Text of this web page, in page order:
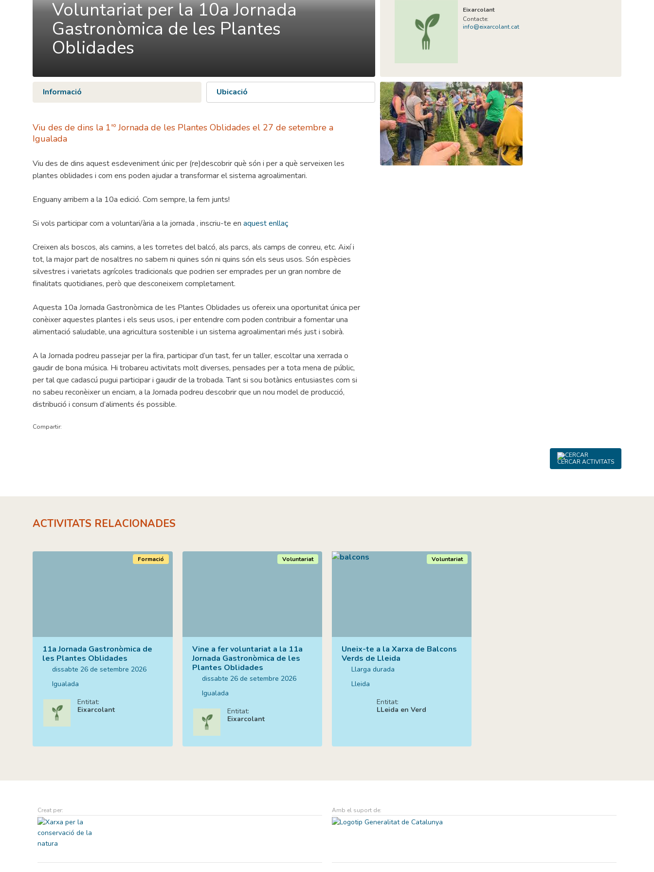
Voluntariat per la 10a Jornada
Gastronòmica de les Plantes
Oblidades
Eixarcolant
Contacte:
info@eixarcolant.cat
Informació Ubicació
Viu des de dins la 1'º Jornada de les Plantes Oblidades el 27 de setembre a
Igualada
Viu des de dins aquest esdeveniment únic per (re)descobrir què són i per a què serveixen les
plantes oblidades i com ens poden ajudar a transformar el sistema agroalimentari.
Enguany arribem a la 10a edició. Com sempre, la fem junts!
Si vols participar com a voluntari/ària a la jornada , inscriu-te en aquest enllaç
Creixen als boscos, als camins, a les torretes del balcó, als parcs, als camps de conreu, etc. Així i
tot, la major part de nosaltres no sabem ni quines són ni quins són els seus usos. Són espècies
silvestres i varietats agrícoles tradicionals que podrien ser emprades per un gran nombre de
finalitats quotidianes, però que desconeixem completament.
Aquesta 10a Jornada Gastronòmica de les Plantes Oblidades us ofereix una oportunitat única per
conèixer aquestes plantes i els seus usos, i per entendre com poden contribuir a fomentar una
alimentació saludable, una agricultura sostenible i un sistema agroalimentari més just i sobirà.
A la Jornada podreu passejar per la fira, participar d’un tast, fer un taller, escoltar una xerrada o
gaudir de bona música. Hi trobareu activitats molt diverses, pensades per a tota mena de públic,
per tal que cadascú pugui participar i gaudir de la trobada. Tant si sou botànics entusiastes com si
no sabeu reconèixer un enciam, a la Jornada podreu descobrir que un nou model de producció,
distribució i consum d’aliments és possible.
Compartir:
CERCAR ACTIVITATS
ACTIVITATS RELACIONADES
11a Jornada Gastronòmica de
les Plantes Oblidades
dissabte 26 de setembre 2026
Igualada
Formació
Entitat:
Eixarcolant
Vine a fer voluntariat a la 11a
Jornada Gastronòmica de les
Plantes Oblidades
dissabte 26 de setembre 2026
Igualada
Voluntariat
Entitat:
Eixarcolant
Uneix-te a la Xarxa de Balcons
Verds de Lleida
Llarga durada
Lleida
Voluntariat
Entitat:
LLeida en Verd
Creat per: Amb el suport de: